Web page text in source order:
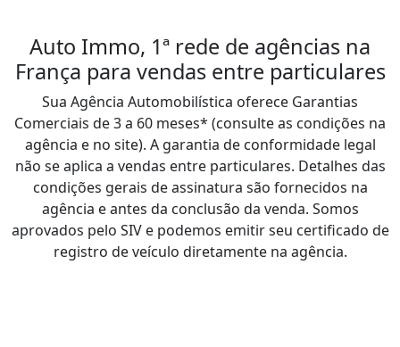
Auto Immo, 1ª rede de agências na
França para vendas entre particulares
Sua Agência Automobilística oferece Garantias
Comerciais de 3 a 60 meses* (consulte as condições na
agência e no site). A garantia de conformidade legal
não se aplica a vendas entre particulares. Detalhes das
condições gerais de assinatura são fornecidos na
agência e antes da conclusão da venda. Somos
aprovados pelo SIV e podemos emitir seu certificado de
registro de veículo diretamente na agência.